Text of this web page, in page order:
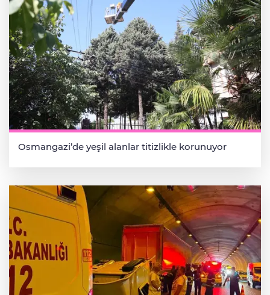
Osmangazi’de yeşil alanlar titizlikle korunuyor